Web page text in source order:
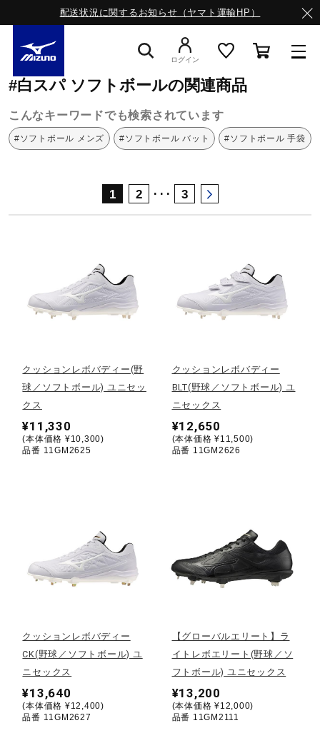
配送状況に関するお知らせ（ヤマト運輸HP）
ライフスタイルウエア
ランニング
トレーニング
テニス／ソフトテニス
陸上競技
ログイン
ミズノ公式オンライン ソフトボール
#白スパ ソフトボールの関連商品
こんなキーワードでも検索されています
#ソフトボール メンズ #ソフトボール バット #ソフトボール 手袋
1 2 ･･･ 3
クッションレボバディー(野
球／ソフトボール) ユニセッ
クス
¥11,330
(本体価格 ¥10,300)
品番 11GM2625
クッションレボバディー
BLT(野球／ソフトボール) ユ
ニセックス
¥12,650
(本体価格 ¥11,500)
品番 11GM2626
クッションレボバディー
CK(野球／ソフトボール) ユ
ニセックス
¥13,640
(本体価格 ¥12,400)
品番 11GM2627
【グローバルエリート】ラ
イトレボエリート(野球／ソ
フトボール) ユニセックス
¥13,200
(本体価格 ¥12,000)
品番 11GM2111